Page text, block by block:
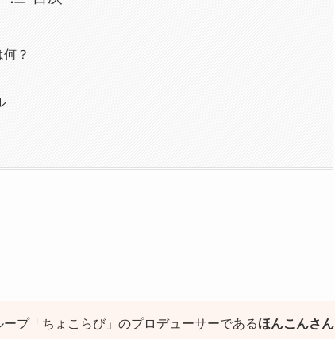
？
プ「ちょこらび」のプロデューサーであるほんこんさん